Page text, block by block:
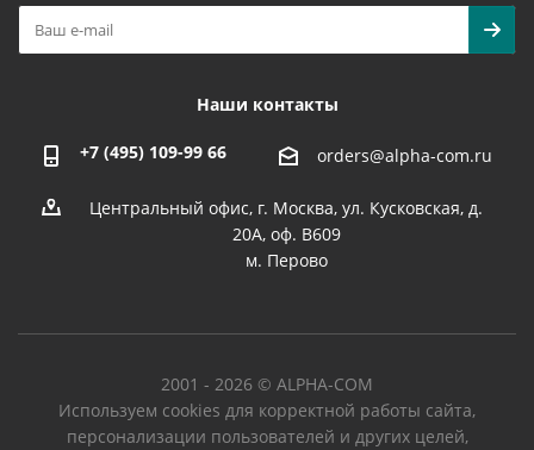
Наши контакты
+7 (495) 109-99 66 orders@alpha-com.ru
Центральный офис, г. Москва, ул. Кусковская, д.
20А, оф. В609
м. Перово
2001 - 2026 © ALPHA-COM
Используем cookies для корректной работы сайта,
персонализации пользователей и других целей,